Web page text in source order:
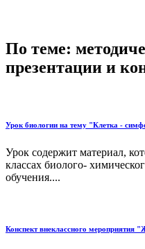
По теме:
презентации и
Урок биологии на тему "Клетка -
Урок содержит материал,
классах биолого-
обучения....
Конспект внеклассного мероприятия